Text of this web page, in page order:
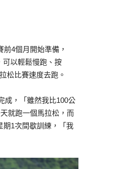
4個月開始準備，
可以輕鬆慢跑、按
松比賽速度去跑。
成，「雖然我比100公
就跑一個馬拉松，而
期1次間歇訓練，「我